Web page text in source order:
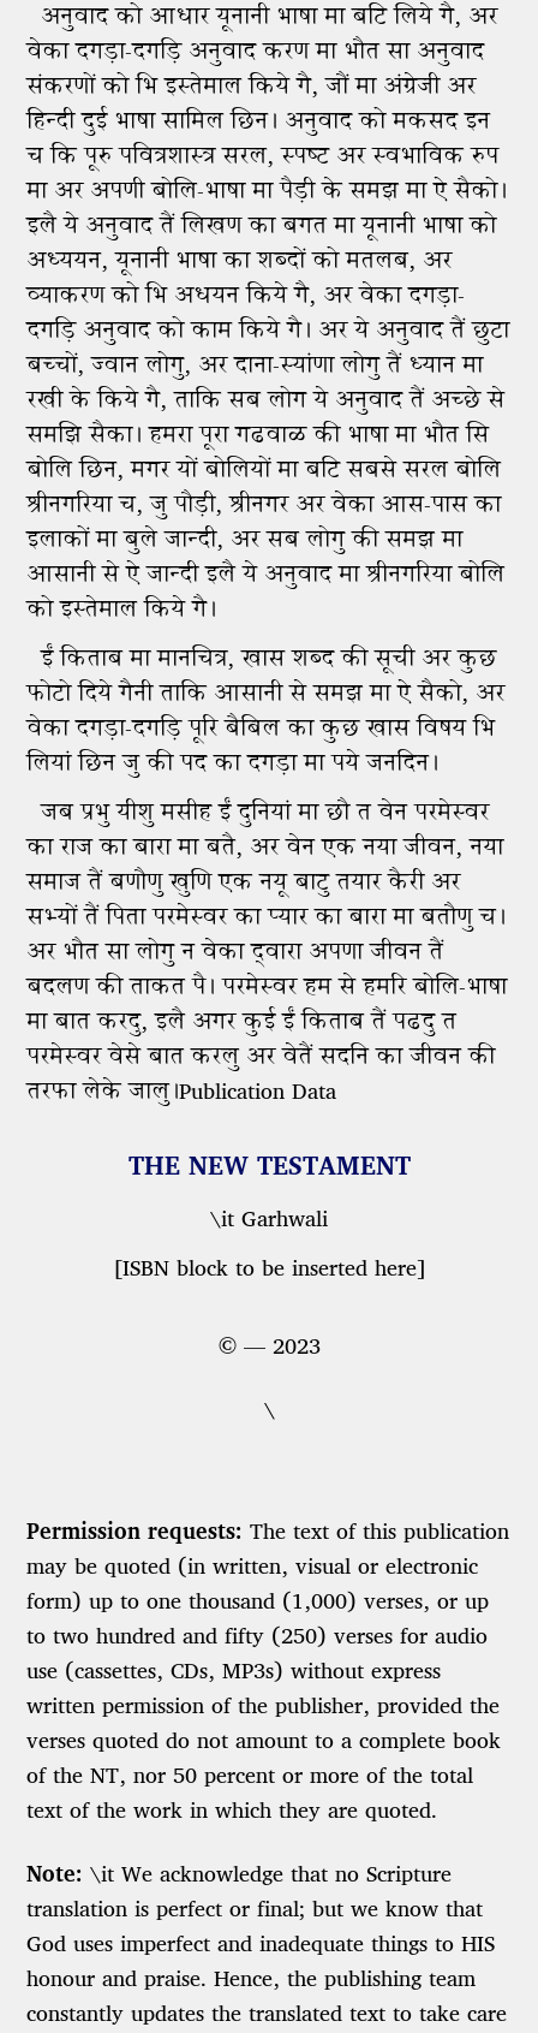
अनुवाद को आधार यूनानी भाषा मा बटि लिये गै, अर
वेका दगड़ा-दगड़ि अनुवाद करण मा भौत सा अनुवाद
संकरणों को भि इस्तेमाल किये गै, जौं मा अंग्रेजी अर
हिन्दी दुई भाषा सामिल छिन। अनुवाद को मकसद इन
च कि पूरु पवित्रशास्‍त्र सरल, स्पष्‍ट अर स्वभाविक रुप
मा अर अपणी बोलि-भाषा मा पैड़ी के समझ मा ऐ सैको।
इलै ये अनुवाद तैं लिखण का बगत मा यूनानी भाषा को
अध्ययन, यूनानी भाषा का शब्दों को मतलब, अर
व्याकरण को भि अधयन किये गै, अर वेका दगड़ा-
दगड़ि अनुवाद को काम किये गै। अर ये अनुवाद तैं छुटा
बच्‍चों, ज्वान लोगु, अर दाना-स्यांणा लोगु तैं ध्यान मा
रखी के किये गै, ताकि सब लोग ये अनुवाद तैं अच्छे से
समझि सैका। हमरा पूरा गढवाळ की भाषा मा भौत सि
बोलि छिन, मगर यों बोलियों मा बटि सबसे सरल बोलि
श्रीनगरिया च, जु पौड़ी, श्रीनगर अर वेका आस-पास का
इलाकों मा बुले जान्दी, अर सब लोगु की समझ मा
आसानी से ऐ जान्दी इलै ये अनुवाद मा श्रीनगरिया बोलि
को इस्तेमाल किये गै।
ईं किताब मा मानचित्र, खास शब्द की सूची अर कुछ
फोटो दिये गैनी ताकि आसानी से समझ मा ऐ सैको, अर
वेका दगड़ा-दगड़ि पूरि बैबिल का कुछ खास विषय भि
लियां छिन जु की पद का दगड़ा मा पये जनदिन।
जब प्रभु यीशु मसीह ईं दुनियां मा छौ त वेन परमेस्वर
का राज का बारा मा बतै, अर वेन एक नया जीवन, नया
समाज तैं बणौणु खुणि एक नयू बाटु तयार कैरी अर
सभ्यों तैं पिता परमेस्वर का प्यार का बारा मा बतौणु च।
अर भौत सा लोगु न वेका द्‍वारा अपणा जीवन तैं
बदलण की ताकत पै। परमेस्वर हम से हमरि बोलि-भाषा
मा बात करदु, इलै अगर कुई ईं किताब तैं पढदु त
परमेस्वर वेसे बात करलु अर वेतैं सदनि का जीवन की
तरफा लेके जालु।Publication Data
THE NEW TESTAMENT
\it Garhwali
[ISBN block to be inserted here]
© — 2023
\
Permission requests:The text of this publication
may be quoted (in written, visual or electronic
form) up to one thousand (1,000) verses, or up
to two hundred and fifty (250) verses for audio
use (cassettes, CDs, MP3s) without express
written permission of the publisher, provided the
verses quoted do not amount to a complete book
of the NT, nor 50 percent or more of the total
text of the work in which they are quoted.
Note:\it We acknowledge that no Scripture
translation is perfect or final; but we know that
God uses imperfect and inadequate things to HIS
honour and praise. Hence, the publishing team
constantly updates the translated text to take care